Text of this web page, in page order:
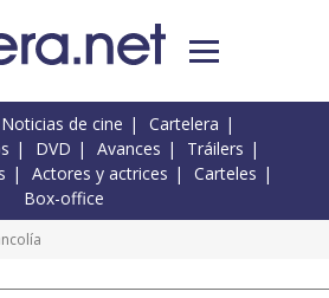
Noticias de cine
Cartelera
DVD Avances
Tráilers
Actores y actrices
Carteles
Box-office